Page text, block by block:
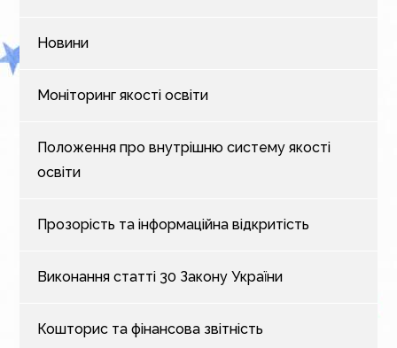
Новини
Моніторинг якості освіти
Положення про внутрішню систему якості
освіти
Прозорість та інформаційна відкритість
Виконання статті 30 Закону України
Кошторис та фінансова звітність